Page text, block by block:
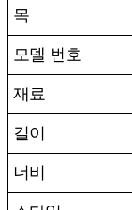
목
모델 번호
재료
길이
너비